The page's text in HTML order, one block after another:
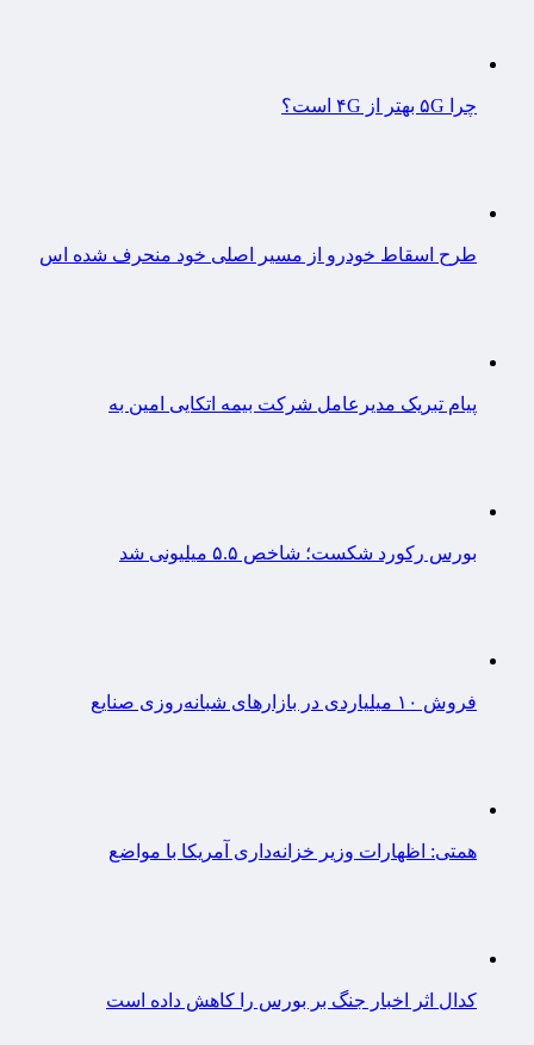
چرا ۵G بهتر از ۴G است؟
طرح اسقاط خودرو از مسیر اصلی خود منحرف شده اس
پیام تبریک مدیرعامل شرکت بیمه اتکایی امین به
بورس رکورد شکست؛ شاخص ۵.۵ میلیونی شد
فروش ۱۰ میلیاردی در بازارهای شبانه‌روزی صنایع
همتی: اظهارات وزیر خزانه‌داری آمریکا با مواضع
کدال اثر اخبار جنگ بر بورس را کاهش داده است